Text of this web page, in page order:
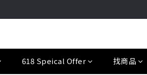
618 Speical Offer 找商品